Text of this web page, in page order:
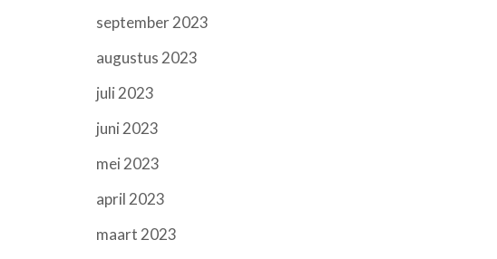
september 2023
augustus 2023
juli 2023
juni 2023
mei 2023
april 2023
maart 2023